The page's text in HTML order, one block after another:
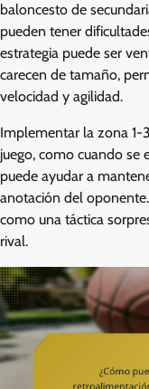
baloncesto de
pueden tener
estrategia puede ser
carecen de tamaño,
velocidad y agilidad.
Implementar la zona 1-
juego, como cuando se
puede ayudar a
anotación del
como una táctica
rival.